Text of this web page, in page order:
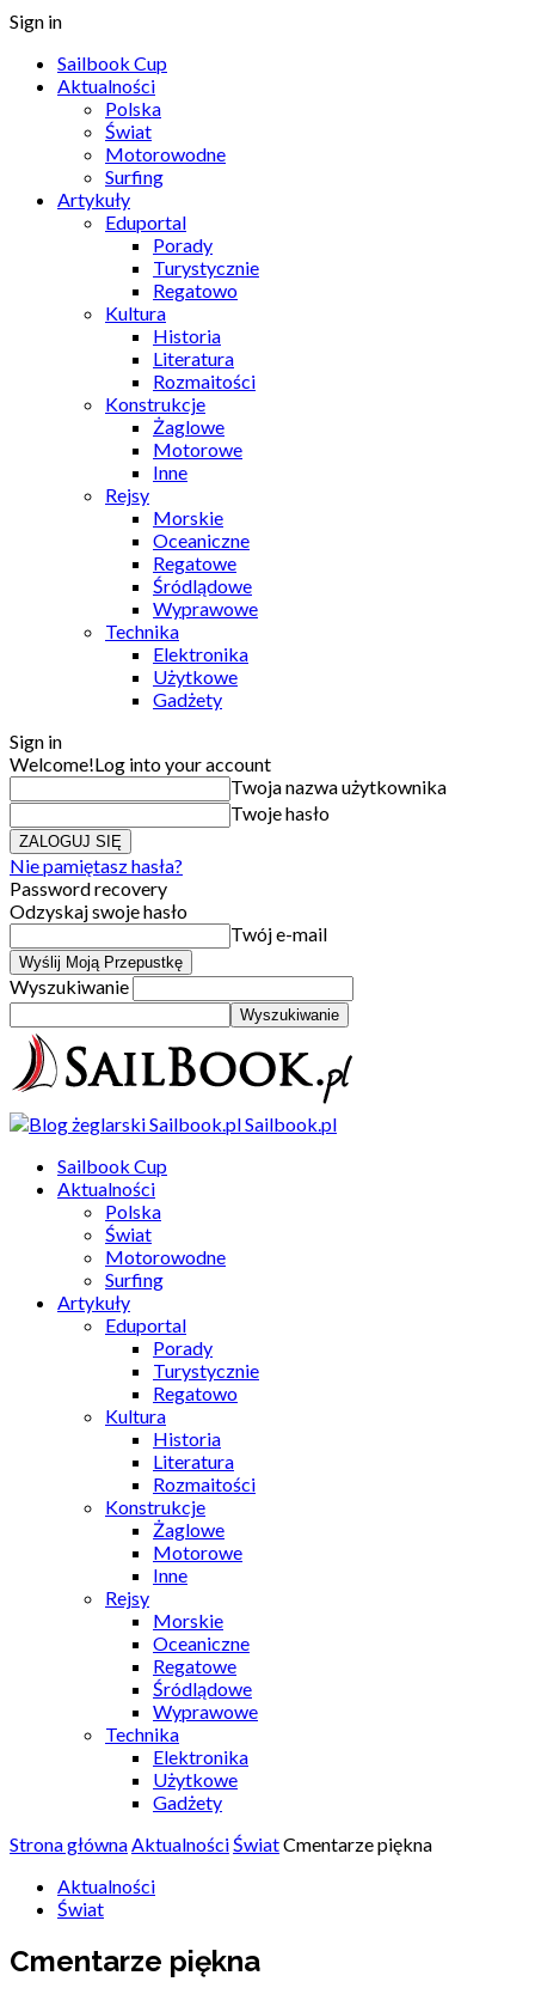
Sign in
Sailbook Cup
Aktualności
Polska
Świat
Motorowodne
Surfing
Artykuły
Eduportal
Porady
Turystycznie
Regatowo
Kultura
Historia
Literatura
Rozmaitości
Konstrukcje
Żaglowe
Motorowe
Inne
Rejsy
Morskie
Oceaniczne
Regatowe
Śródlądowe
Wyprawowe
Technika
Elektronika
Użytkowe
Gadżety
Sign in
Welcome!Log into your account
Twoja nazwa użytkownika
Twoje hasło
Nie pamiętasz hasła?
Password recovery
Odzyskaj swoje hasło
Twój e-mail
Wyszukiwanie
Sailbook.pl
Sailbook Cup
Aktualności
Polska
Świat
Motorowodne
Surfing
Artykuły
Eduportal
Porady
Turystycznie
Regatowo
Kultura
Historia
Literatura
Rozmaitości
Konstrukcje
Żaglowe
Motorowe
Inne
Rejsy
Morskie
Oceaniczne
Regatowe
Śródlądowe
Wyprawowe
Technika
Elektronika
Użytkowe
Gadżety
Strona głównaAktualnościŚwiatCmentarze piękna
Aktualności
Świat
Cmentarze piękna